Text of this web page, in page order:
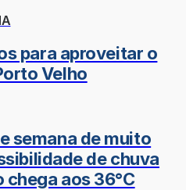
para aproveitar o
Velho
semana de muito
de chuva
aos 36°C